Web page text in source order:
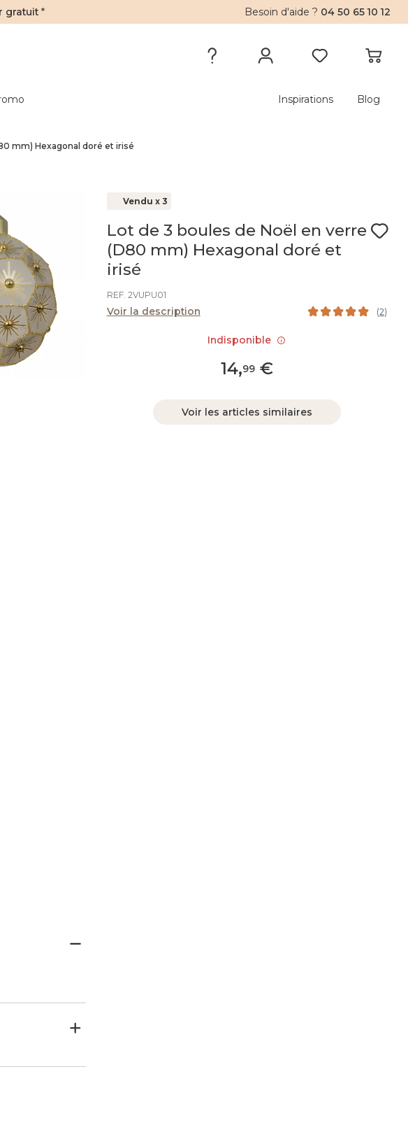
gratuit * Besoin d'aide ? 04 50 65 10 12
Inspirations Blog
mm) Hexagonal doré et irisé
Vendu x 3
Lot de 3 boules de Noël en verre
(D80 mm) Hexagonal doré et
irisé
REF. 2VUPU01
Voir la description (2)
14,99€
Voir les articles similaires